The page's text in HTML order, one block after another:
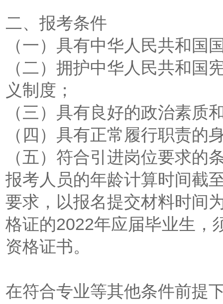
二、报考条件
（一）具有中华人民共和国
（二）拥护中华人民共和国
义制度；
（三）具有良好的政治素质
（四）具有正常履行职责的
（五）符合引进岗位要求的
报考人员的年龄计算时间截
要求，以报名提交材料时间
格证的2022年应届毕业生，
资格证书。
在符合专业等其他条件前提